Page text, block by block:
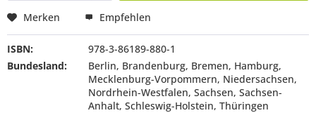
Merken Empfehlen
ISBN:
978-3-86189-880-1
Bundesland:
Berlin, Brandenburg, Bremen, Hamburg,
Mecklenburg-Vorpommern, Niedersachsen,
Nordrhein-Westfalen, Sachsen, Sachsen-
Anhalt, Schleswig-Holstein, Thüringen